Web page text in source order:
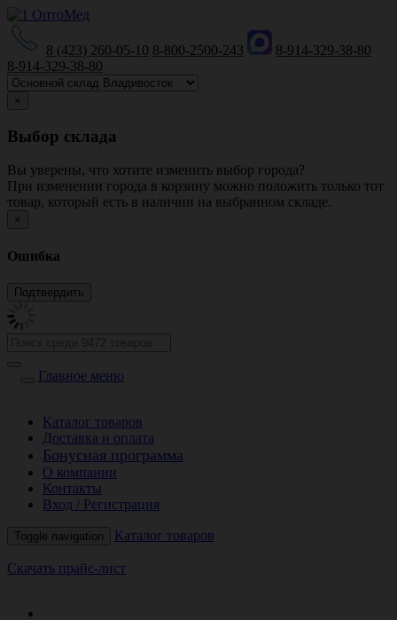
8 (423) 260-05-10 8-800-2500-243
8-914-329-38-80
8-914-329-38-80
×
Выбор склада
Вы уверены, что хотите изменить выбор города?
При изменении города в корзину можно положить только тот
товар, который есть в наличии на выбранном складе.
×
Ошибка
Главное меню
Каталог товаров
Доставка и оплата
Бонусная программа
О компании
Контакты
Вход / Регистрация
Toggle navigation Каталог товаров
Скачать прайс-лист